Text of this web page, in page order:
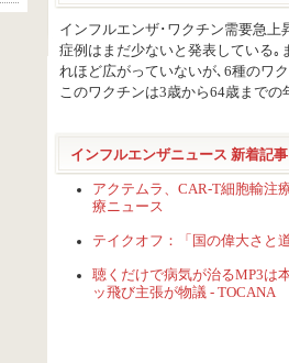
インフルエンザ･ワクチン需要急上
症例はまだ少ないと発表している｡
れほど広がっていないが､6種のワ
このワクチンは3歳から64歳までの
インフルエンザニュース 新着記事
アクテムラ、CAR-T細胞輸注
療ニュース
テイクオフ：「国の偉大さと
聴くだけで病気が治るMP3は
ッ飛び主張が物議 - TOCANA